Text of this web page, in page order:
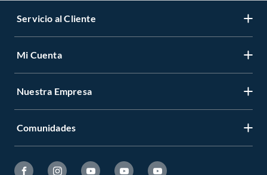
Servicio al Cliente
Mi Cuenta
Nuestra Empresa
Comunidades